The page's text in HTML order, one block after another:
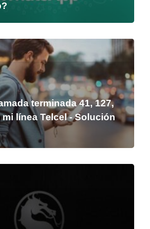
terminada 41, 127,
mi línea Telcel - Solución